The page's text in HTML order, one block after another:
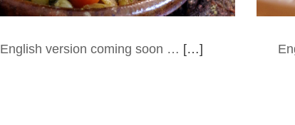
English version coming soon … […]